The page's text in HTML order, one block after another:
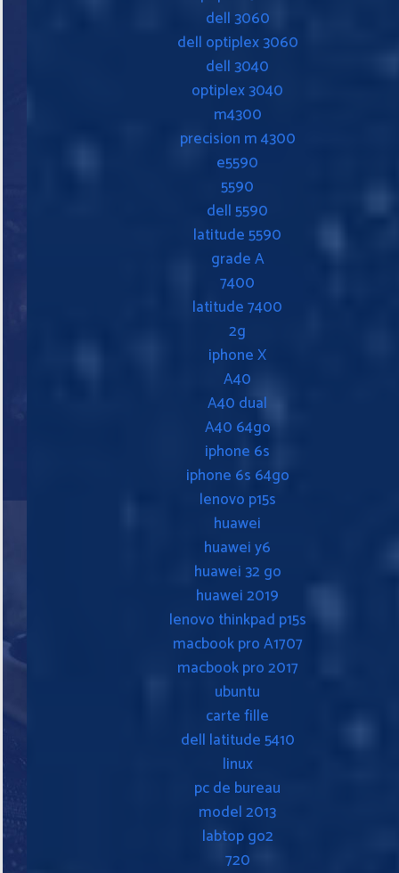
dell 3060
dell optiplex 3060
dell 3040
optiplex 3040
m4300
precision m 4300
e5590
5590
dell 5590
latitude 5590
grade A
7400
latitude 7400
2g
iphone X
A40
A40 dual
A40 64go
iphone 6s
iphone 6s 64go
lenovo p15s
huawei
huawei y6
huawei 32 go
huawei 2019
lenovo thinkpad p15s
macbook pro A1707
macbook pro 2017
ubuntu
carte fille
dell latitude 5410
linux
pc de bureau
model 2013
labtop go2
720